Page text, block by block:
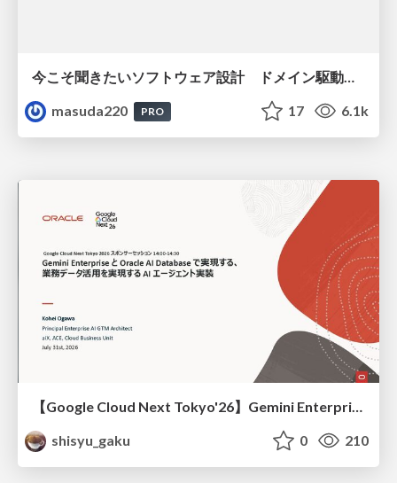
masuda220
PRO 17 6.1k
【Google Cloud Next Tokyo'26】Gemini Enterprise と Oracle AI Database で実現する、 業務データ活用を実現する AI エージェント実装
shisyu_gaku
0 210